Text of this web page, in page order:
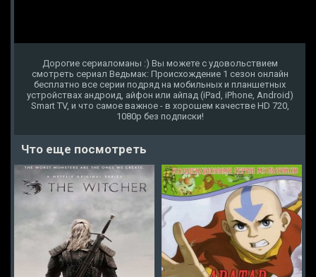
Дорогие сериаломаны :) Вы можете с удовольствием
смотреть сериал Ведьмак: Происхождение 1 сезон онлайн
бесплатно все серии подряд на мобильных и планшетных
устройствах андроид, айфон или айпад (iPad, iPhone, Android)
Smart TV, и что самое важное - в хорошем качестве HD 720,
1080p без подписки!
Что еще посмотреть